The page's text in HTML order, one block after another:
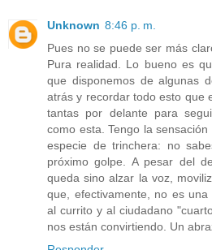
Unknown 8:46 p. m.
Pues no se puede ser más
Pura realidad. Lo bueno es
que disponemos de algunas
atrás y recordar todo esto que
tantas por delante para
como esta. Tengo la
especie de trinchera: no
próximo golpe. A pesar del
queda sino alzar la voz,
que, efectivamente, no es
al currito y al ciudadano
nos están convirtiendo. Un